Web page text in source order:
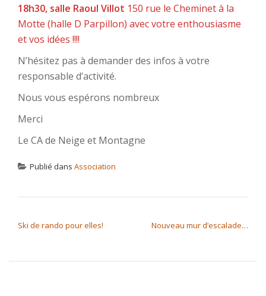
18h30, salle Raoul Villot 150 rue le Cheminet à la
Motte (halle D Parpillon) avec votre enthousiasme
et vos idées !!!!
N’hésitez pas à demander des infos à votre
responsable d’activité.
Nous vous espérons nombreux
Merci
Le CA de Neige et Montagne
Publié dans Association
Ski de rando pour elles! Nouveau mur d’escalade…